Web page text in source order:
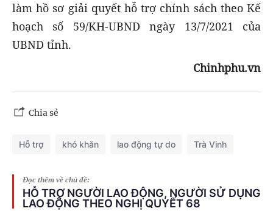
làm hồ sơ giải quyết hỗ trợ chính sách theo Kế
hoạch số 59/KH-UBND ngày 13/7/2021 của
UBND tỉnh.
Chinhphu.vn
Chia sẻ
Hỗ trợ khó khăn lao động tự do Trà Vinh
Đọc thêm về chủ đề:
HỖ TRỢ NGƯỜI LAO ĐỘNG, NGƯỜI SỬ DỤNG
LAO ĐỘNG THEO NGHỊ QUYẾT 68